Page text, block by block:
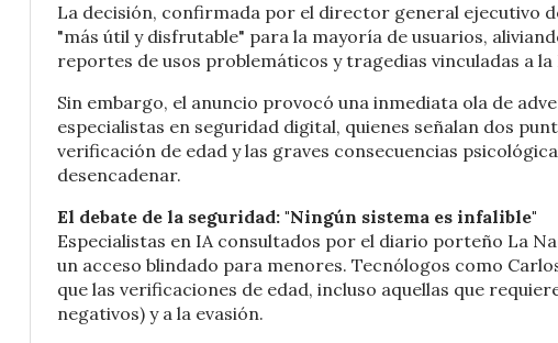
La decisión, confirmada por el director general ejecutivo
"más útil y disfrutable" para la mayoría de usuarios,
reportes de usos problemáticos y tragedias vinculadas a la
Sin embargo, el anuncio provocó una inmediata ola de
especialistas en seguridad digital, quienes señalan dos
verificación de edad y las graves consecuencias
desencadenar.
El debate de la seguridad: "Ningún sistema es infalible"
Especialistas en IA consultados por el diario porteño La
un acceso blindado para menores. Tecnólogos como
que las verificaciones de edad, incluso aquellas que
negativos) y a la evasión.